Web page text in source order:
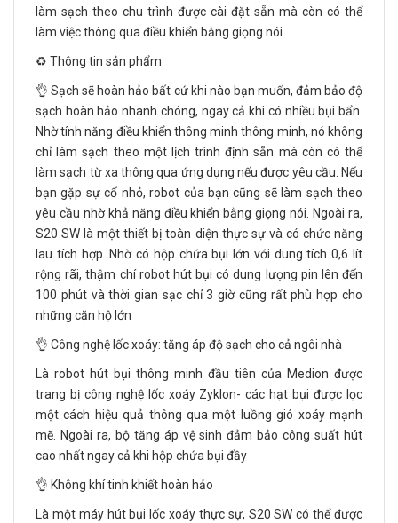
làm sạch theo chu trình được cài đặt sẵn mà còn có thể
làm việc thông qua điều khiển bằng giọng nói.
♻️ Thông tin sản phẩm
👌 Sạch sẽ hoàn hảo bất cứ khi nào bạn muốn, đảm bảo độ
sạch hoàn hảo nhanh chóng, ngay cả khi có nhiều bụi bẩn.
Nhờ tính năng điều khiển thông minh thông minh, nó không
chỉ làm sạch theo một lịch trình định sẵn mà còn có thể
làm sạch từ xa thông qua ứng dụng nếu được yêu cầu. Nếu
bạn gặp sự cố nhỏ, robot của bạn cũng sẽ làm sạch theo
yêu cầu nhờ khả năng điều khiển bằng giọng nói. Ngoài ra,
S20 SW là một thiết bị toàn diện thực sự và có chức năng
lau tích hợp. Nhờ có hộp chứa bụi lớn với dung tích 0,6 lít
rộng rãi, thậm chí robot hút bụi có dung lượng pin lên đến
100 phút và thời gian sạc chỉ 3 giờ cũng rất phù hợp cho
những căn hộ lớn
👌 Công nghệ lốc xoáy: tăng áp độ sạch cho cả ngôi nhà
Là robot hút bụi thông minh đầu tiên của Medion được
trang bị công nghệ lốc xoáy Zyklon- các hạt bụi được lọc
một cách hiệu quả thông qua một luồng gió xoáy mạnh
mẽ. Ngoài ra, bộ tăng áp vệ sinh đảm bảo công suất hút
cao nhất ngay cả khi hộp chứa bụi đầy
👌 Không khí tinh khiết hoàn hảo
Là một máy hút bụi lốc xoáy thực sự, S20 SW có thể được